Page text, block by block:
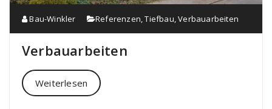
Bau-Winkler Referenzen,Tiefbau,Verbauarbeiten
Verbauarbeiten
Weiterlesen